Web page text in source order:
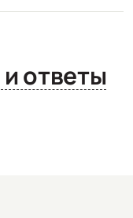
Вопросы и ответы